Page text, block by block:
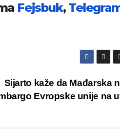
Fejsbuk,
Sijarto kaže da Mađarska
Evropske unije na